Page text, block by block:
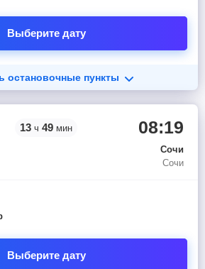
Выберите дату
остановочные пункты
13 ч 49 мин 08:19
Сочи
Сочи
Выберите дату